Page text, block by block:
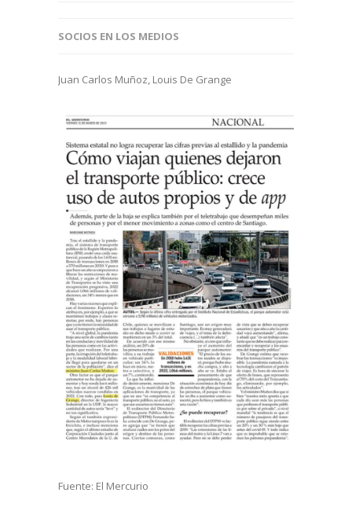
SOCIOS EN LOS MEDIOS
Juan Carlos Muñoz, Louis De Grange
Fuente: El Mercurio